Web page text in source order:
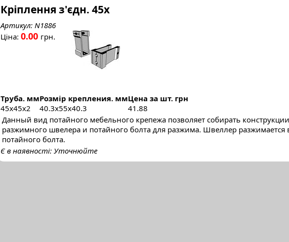
Кріплення з'єдн. 45x
Артикул: N1886
Ціна: 0.00 грн.
Труба. ммРозмір крепления. ммЦена за шт. грн
45x45x2
40.3х55x40.3
41.88
Данный вид потайного мебельного крепежа позволяет собирать
разжимного швелера и потайного болта для разжима. Швеллер
потайного болта.
Є в наявності: Уточнюйте